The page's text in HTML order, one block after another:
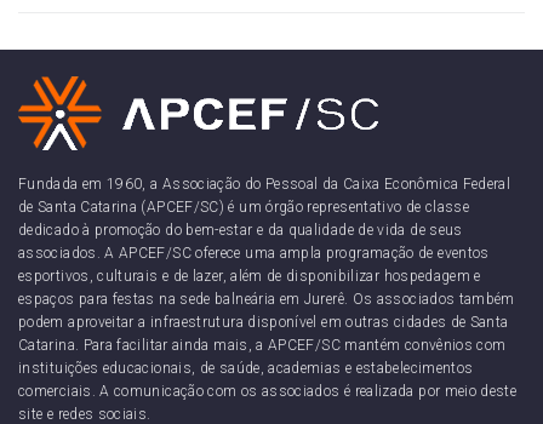
Fundada em 1960, a Associação do Pessoal da Caixa Econômica Federal
de Santa Catarina (APCEF/SC) é um órgão representativo de classe
dedicado à promoção do bem-estar e da qualidade de vida de seus
associados. A APCEF/SC oferece uma ampla programação de eventos
esportivos, culturais e de lazer, além de disponibilizar hospedagem e
espaços para festas na sede balneária em Jurerê. Os associados também
podem aproveitar a infraestrutura disponível em outras cidades de Santa
Catarina. Para facilitar ainda mais, a APCEF/SC mantém convênios com
instituições educacionais, de saúde, academias e estabelecimentos
comerciais. A comunicação com os associados é realizada por meio deste
site e redes sociais.